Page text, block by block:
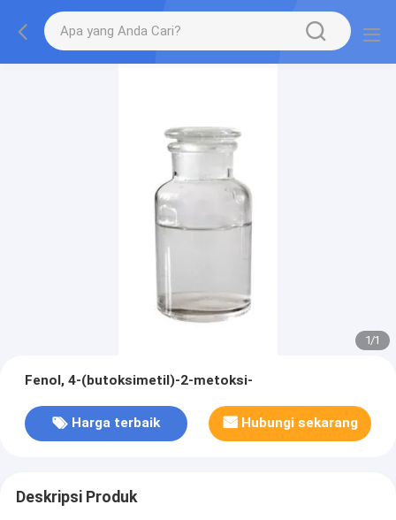
1/1
Fenol, 4-(butoksimetil)-2-metoksi-
Harga terbaik Hubungi sekarang
Deskripsi Produk